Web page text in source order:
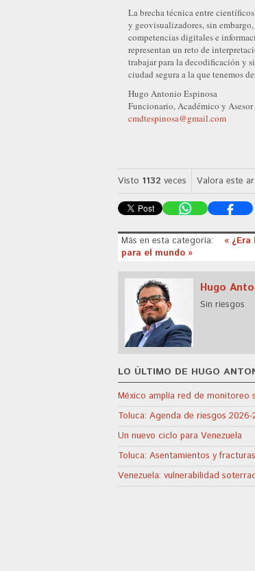
La brecha técnica entre
y geovisualizadores, sin
competencias digitales e
representan un reto de
trabajar para la decodificación y
ciudad segura a la que tenemos
Hugo Antonio Espinosa
Funcionario, Académico y Asesor
cmdtespinosa@gmail.com
Visto 1132 veces Valora este
Más en esta categoría: «
para el mundo »
Hugo
Sin riesgos
LO ÚLTIMO DE HUGO
México amplía red de monitoreo
Toluca: Agenda de riesgos 2026-
Un nuevo ciclo para Venezuela
Toluca: Asentamientos y fracturas
Venezuela: vulnerabilidad